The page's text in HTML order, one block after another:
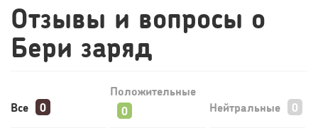
Отзывы и вопросы о
Бери заряд
Все
Положительные
Нейтральные